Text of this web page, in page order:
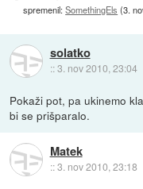
spremenil:SomethingEls (3.
solatko
::3. nov 2010, 23:04
Pokaži pot, pa ukinemo
bi se prišparalo.
Matek
::3. nov 2010, 23:18